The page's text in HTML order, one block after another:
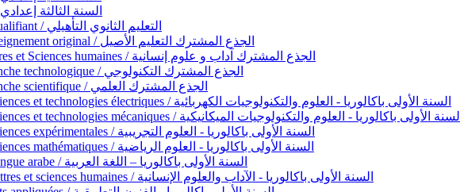
3ème année collège / السنة الثالثة إعدادي
Enseignement secondaire qualifiant / التعليم الثانوي التأهيلي
Tronc commun - Enseignement original / الجذع المشترك التعليم الأصيل
Tronc commun - Lettres et Sciences humaines / الجذع المشترك آداب و علوم إنسانية
Tronc commun - Branche technologique / الجذع المشترك التكنولوجي
Tronc commun - Branche scientifique / الجذع المشترك العلمي
1ère année BAC - Sciences et technologies électriques / السنة الأولى باكالوريا - العلوم والتكنولوجيات الكهربائية
1ère année BAC - Sciences et technologies mécaniques / السنة الأولى باكالوريا - العلوم والتكنولوجيات الميكانيكية
1ère année BAC - Sciences expérimentales / السنة الأولى باكالوريا - العلوم التجريبية
1ère année BAC - Sciences mathématiques / السنة الأولى باكالوريا - العلوم الرياضية
1ère année BAC - Langue arabe / السنة الأولى باكالوريا – اللغة العربية
1ère année BAC - Lettres et sciences humaines / السنة الأولى باكالوريا - الآداب والعلوم الإنسانية